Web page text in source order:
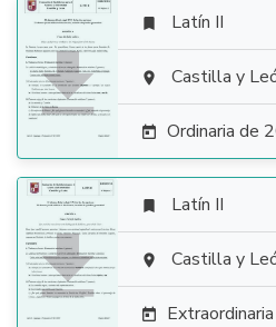

 Latín II
 Castilla y
 Ordinaria de

 Latín II
 Castilla y
